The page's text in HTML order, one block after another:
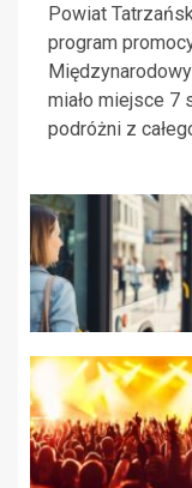
Powiat
program
miało miejsce 7
podróżni z